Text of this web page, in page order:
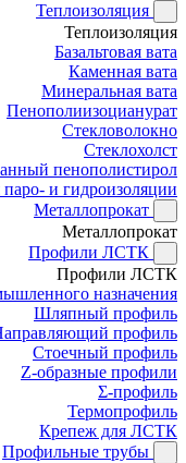
Теплоизоляция
Теплоизоляция
Базальтовая вата
Каменная вата
Минеральная вата
Пенополиизоцианурат
Стекловолокно
Стеклохолст
пенополистирол
паро- и гидроизоляции
Металлопрокат
Металлопрокат
Профили ЛСТК
Профили ЛСТК
назначения
Шляпный профиль
профиль
Стоечный профиль
Z-образные профили
Σ-профиль
Термопрофиль
Крепеж для ЛСТК
Профильные трубы